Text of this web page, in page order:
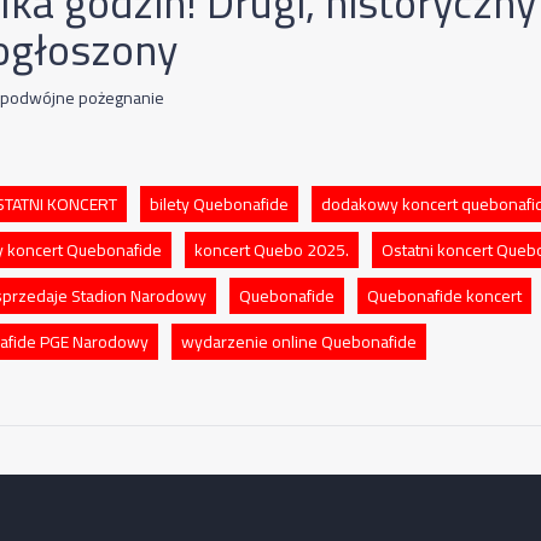
pożegnanie
KONCERT bilety Quebonafide
dodakowy koncert
koncert Quebonafide
koncert Quebo 2025.
Ostatni koncert
Stadion Narodowy
Quebonafide
Quebonafide koncert
PGE Narodowy
wydarzenie online Quebonafide